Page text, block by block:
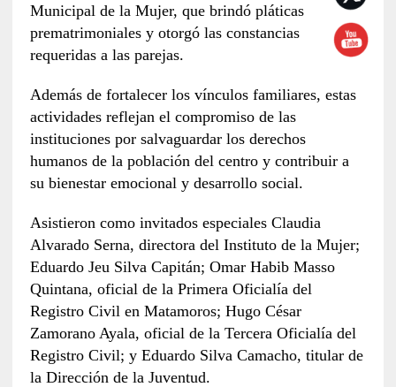
Municipal de la Mujer, que brindó pláticas
prematrimoniales y otorgó las constancias
requeridas a las parejas.
Además de fortalecer los vínculos familiares, estas
actividades reflejan el compromiso de las
instituciones por salvaguardar los derechos
humanos de la población del centro y contribuir a
su bienestar emocional y desarrollo social.
Asistieron como invitados especiales Claudia
Alvarado Serna, directora del Instituto de la Mujer;
Eduardo Jeu Silva Capitán; Omar Habib Masso
Quintana, oficial de la Primera Oficialía del
Registro Civil en Matamoros; Hugo César
Zamorano Ayala, oficial de la Tercera Oficialía del
Registro Civil; y Eduardo Silva Camacho, titular de
la Dirección de la Juventud.